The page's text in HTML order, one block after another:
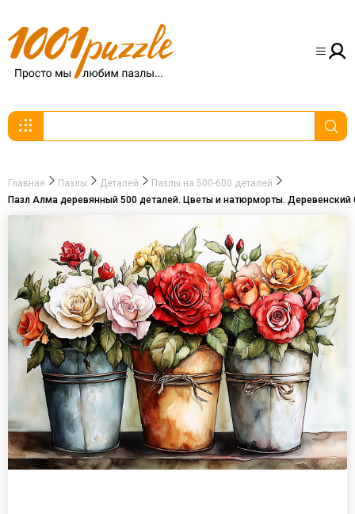
Главная Пазлы Деталей
Пазлы на 500-600 деталей
Пазл Алма деревянный 500 деталей. Цветы и натюрморты.